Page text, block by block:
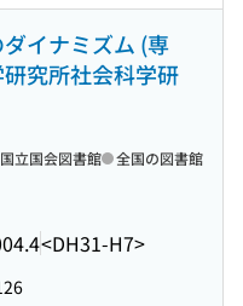
イナミズム (専
究所社会科学研
<DH31-H7>
国立国会図書館 全国の図書館